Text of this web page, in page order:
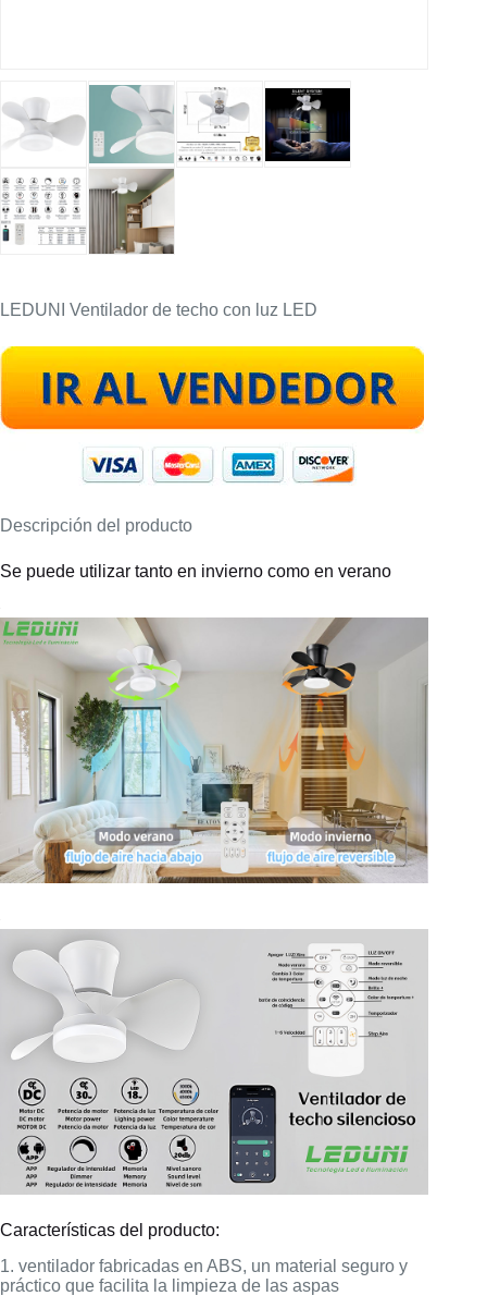
LEDUNI Ventilador de techo con luz LED
Descripción del producto
Se puede utilizar tanto en invierno como en verano
Características del producto:
1. ventilador fabricadas en ABS, un material seguro y
práctico que facilita la limpieza de las aspas